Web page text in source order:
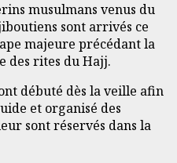
musulmans venus du
sont arrivés ce
majeure précédant la
des rites du Hajj.
débuté dès la veille afin
et organisé des
sont réservés dans la